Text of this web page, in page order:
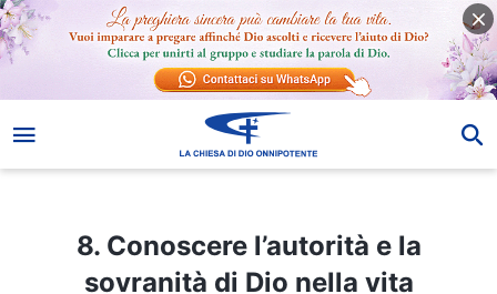
8. Conoscere l’autorità e la sovranità di Dio nella vita
8. Conoscere l’autorità e la
sovranità di Dio nella vita